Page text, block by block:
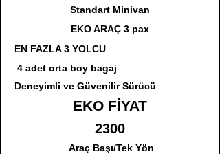
Standart Minivan
EKO ARAÇ 3 pax
EN FAZLA 3 YOLCU
4 adet orta boy bagaj
Deneyimli ve Güvenilir Sürücü
EKO FİYAT
2300
Araç Başı/Tek Yön